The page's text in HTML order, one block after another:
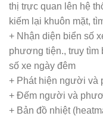
thị trực quan lên hệ
kiếm lại khuôn mặt,
+ Nhận diện biển số
phương tiện., truy tìm
số xe ngày đêm
+ Phát hiện người và
+ Đếm người và
+ Bản đồ nhiệt